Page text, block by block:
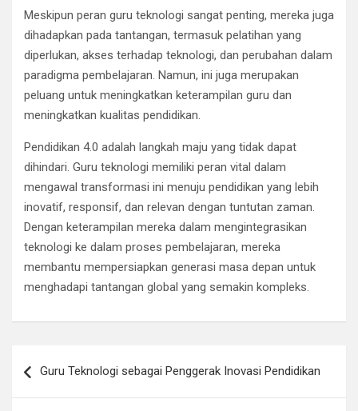
Meskipun peran guru teknologi sangat penting, mereka juga
dihadapkan pada tantangan, termasuk pelatihan yang
diperlukan, akses terhadap teknologi, dan perubahan dalam
paradigma pembelajaran. Namun, ini juga merupakan
peluang untuk meningkatkan keterampilan guru dan
meningkatkan kualitas pendidikan.
Pendidikan 4.0 adalah langkah maju yang tidak dapat
dihindari. Guru teknologi memiliki peran vital dalam
mengawal transformasi ini menuju pendidikan yang lebih
inovatif, responsif, dan relevan dengan tuntutan zaman.
Dengan keterampilan mereka dalam mengintegrasikan
teknologi ke dalam proses pembelajaran, mereka
membantu mempersiapkan generasi masa depan untuk
menghadapi tantangan global yang semakin kompleks.
posGuru Teknologi sebagai Penggerak Inovasi Pendidikan